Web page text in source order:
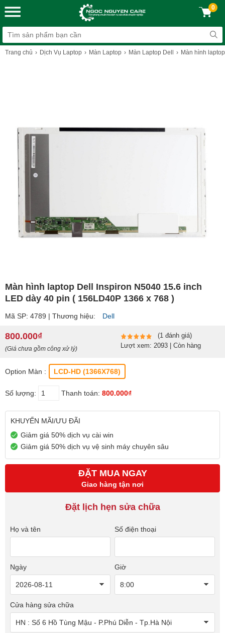
0
Trang chủ Dịch Vụ Laptop Màn Laptop Màn Laptop Dell Màn hình
Màn hình laptop Dell Inspiron N5040 15.6 inch
LED dày 40 pin ( 156LD40P 1366 x 768 )
Mã SP: 4789 | Thương hiệu: Dell
800.000₫
(Giá chưa gồm công xử lý)
(1 đánh giá)
Lượt xem: 2093 | Còn hàng
Option Màn : LCD-HD (1366X768)
Số lượng: Thanh toán: 800.000₫
KHUYẾN MÃI/ƯU ĐÃI
Giảm giá 50% dịch vụ cài win
Giảm giá 50% dịch vụ vệ sinh máy chuyên sâu
ĐẶT MUA NGAY
Giao hàng tận nơi
Đặt lịch hẹn sửa chữa
Họ và tên Số điện thoại
Ngày Giờ
Cửa hàng sửa chữa